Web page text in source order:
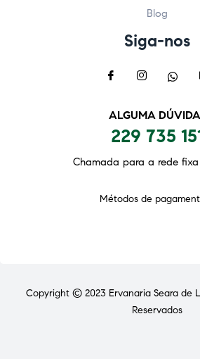
Blog
Siga-nos
ALGUMA
229 735
Chamada para a rede
Métodos de
Copyright © 2023 Ervanaria Seara de
Reservados